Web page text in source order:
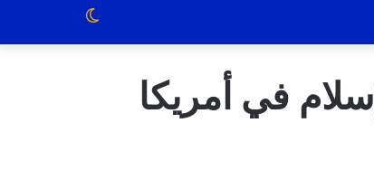
الوضع
في أمريكا